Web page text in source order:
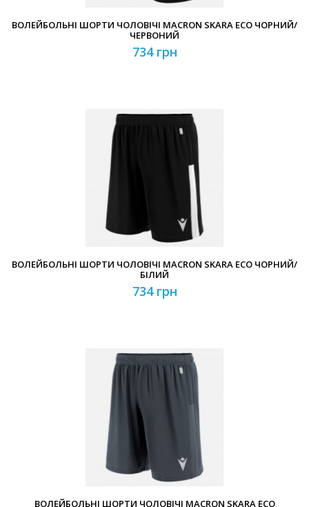
ВОЛЕЙБОЛЬНІ ШОРТИ ЧОЛОВІЧІ MACRON SKARA ECO ЧОРНИЙ/
ЧЕРВОНИЙ
734 грн
ВОЛЕЙБОЛЬНІ ШОРТИ ЧОЛОВІЧІ MACRON SKARA ECO ЧОРНИЙ/
БІЛИЙ
734 грн
ВОЛЕЙБОЛЬНІ ШОРТИ ЧОЛОВІЧІ MACRON SKARA ECO